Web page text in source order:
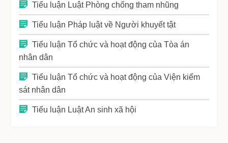
Tiểu luận Luật Phòng chống tham nhũng
Tiểu luận Pháp luật về Người khuyết tật
Tiểu luận Tổ chức và hoạt động của Tòa án
nhân dân
Tiểu luận Tổ chức và hoạt động của Viện kiểm
sát nhân dân
Tiểu luận Luật An sinh xã hội